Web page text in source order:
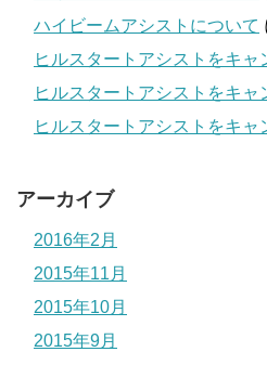
ハイビームアシストについて
ヒルスタートアシストをキャ
ヒルスタートアシストをキャ
ヒルスタートアシストをキャ
アーカイブ
2016年2月
2015年11月
2015年10月
2015年9月